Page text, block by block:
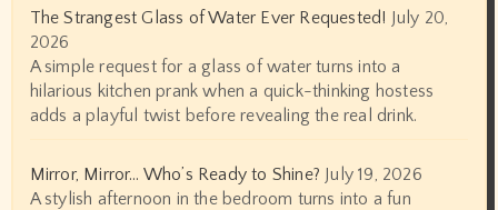
The Strangest Glass of Water Ever Requested! July 20,
2026
A simple request for a glass of water turns into a
hilarious kitchen prank when a quick-thinking hostess
adds a playful twist before revealing the real drink.
Mirror, Mirror… Who’s Ready to Shine? July 19, 2026
A stylish afternoon in the bedroom turns into a fun